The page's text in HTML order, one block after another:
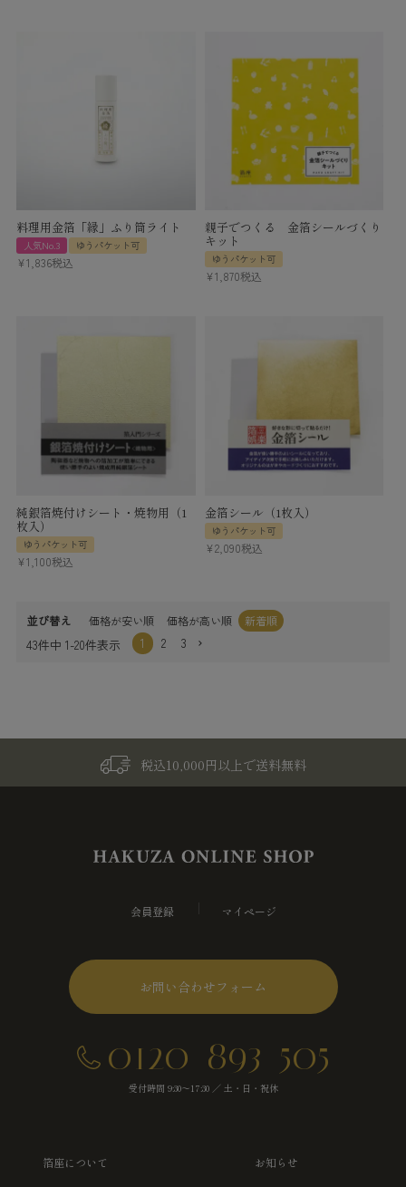
料理用金箔「縁」ふり筒ライト
人気No.3 ゆうパケット可
¥1,836税込
親子でつくる 金箔シールづくり
キット
ゆうパケット可
¥1,870税込
純銀箔焼付けシート・焼物用（1
枚入）
ゆうパケット可
¥1,100税込
金箔シール（1枚入）
ゆうパケット可
¥2,090税込
並び替え 価格が安い順 価格が高い順 新着順
43件中 1-20件表示 1 2 3
税込10,000円以上で送料無料
会員登録 マイページ
お問い合わせフォーム
0120-893-505
受付時間 9:30～17:30 ／ 土・日・祝休
箔座について お知らせ